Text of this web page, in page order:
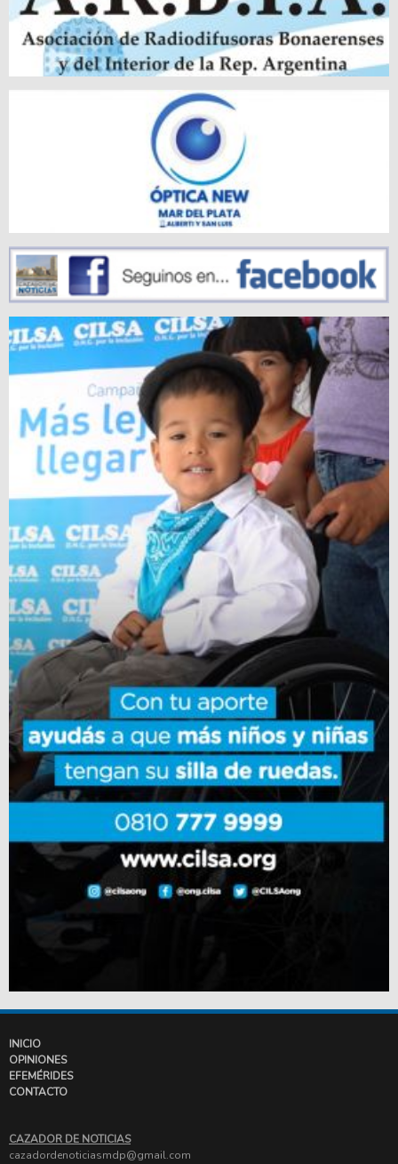
INICIO
OPINIONES
EFEMÉRIDES
CONTACTO
CAZADOR DE NOTICIAS
cazadordenoticiasmdp@gmail.com